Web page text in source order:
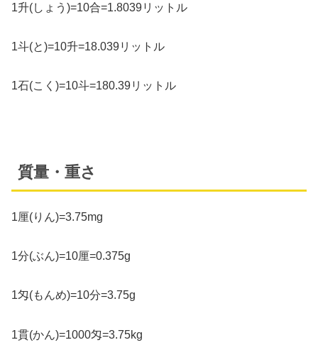
1升(しょう)=10合=1.8039リットル
1斗(と)=10升=18.039リットル
1石(こく)=10斗=180.39リットル
質量・重さ
1厘(りん)=3.75mg
1分(ぶん)=10厘=0.375g
1匁(もんめ)=10分=3.75g
1貫(かん)=1000匁=3.75kg